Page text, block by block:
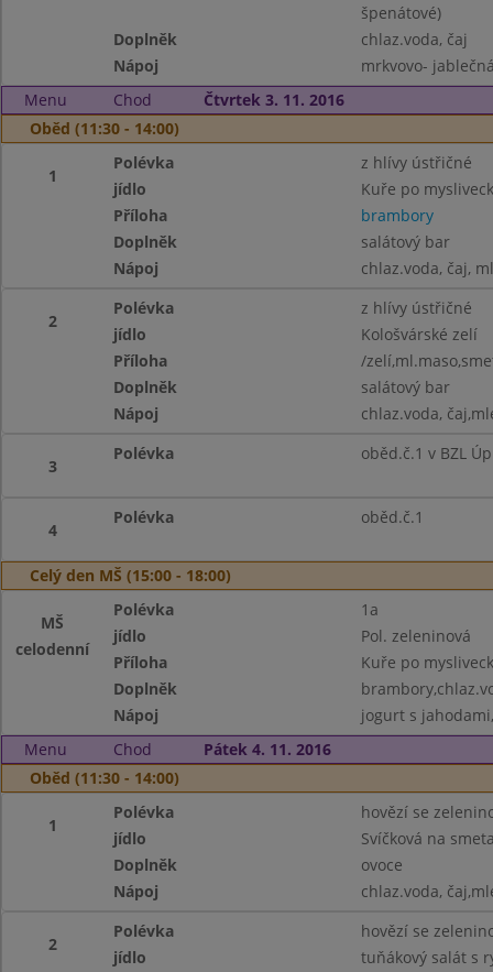
špenátové)
Doplněk
chlaz.voda, čaj
Nápoj
mrkvovo-
Menu
Chod
Čtvrtek 3. 11. 2016
Oběd (11:30 - 14:00)
1
Polévka
z hlívy ústřičné
jídlo
Kuře po
Příloha
brambory
Doplněk
salátový bar
Nápoj
chlaz.voda, čaj,
2
Polévka
z hlívy ústřičné
jídlo
Kološvárské zelí
Příloha
/
Doplněk
salátový bar
Nápoj
chlaz.voda,
3
Polévka oběd.č.1 v BZL
4
Polévka oběd.č.1
Celý den MŠ (15:00 - 18:00)
MŠ
celodenní
Polévka
1a
jídlo
Pol. zeleninová
Příloha
Kuře po
Doplněk
Nápoj
jogurt s
Menu
Chod
Pátek 4. 11. 2016
Oběd (11:30 - 14:00)
1
Polévka
hovězí se
jídlo
Svíčková na
Doplněk
ovoce
Nápoj
chlaz.voda,
2
Polévka
hovězí se
jídlo
tuňákový salát s